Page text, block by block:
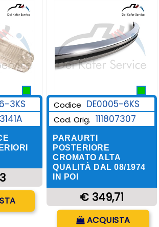
3KS Codice DE0005-6KS
Cod. Orig. 111807307
PARAURTI
POSTERIORE
CROMATO ALTA
QUALITÀ DAL 08/1974
IN POI
€ 349,71
Quantità
ACQUISTA